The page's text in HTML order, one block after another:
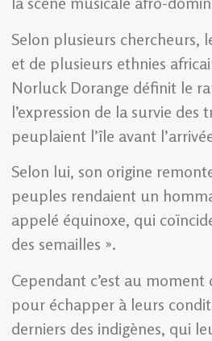
Selon plusieurs chercheurs,
et de plusieurs ethnies
Norluck Dorange définit le
l’expression de la survie
peuplaient l’île avant
Selon lui, son origine
peuples rendaient un
appelé équinoxe, qui
des semailles ».
Cependant c’est au
pour échapper à leurs
derniers des indigènes, qui